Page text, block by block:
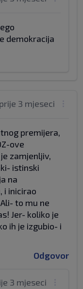
demokracija
prije 3 mjeseci
premijera,
ove
zamjenljiv,
istinski
na
i inicirao
to mu ne
Jer- koliko je
ih je izgubio- i
Odgovor
3 mjeseci